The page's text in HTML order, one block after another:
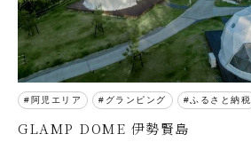
阿児エリア グランピング ふるさと納税
GLAMP DOME 伊勢賢島